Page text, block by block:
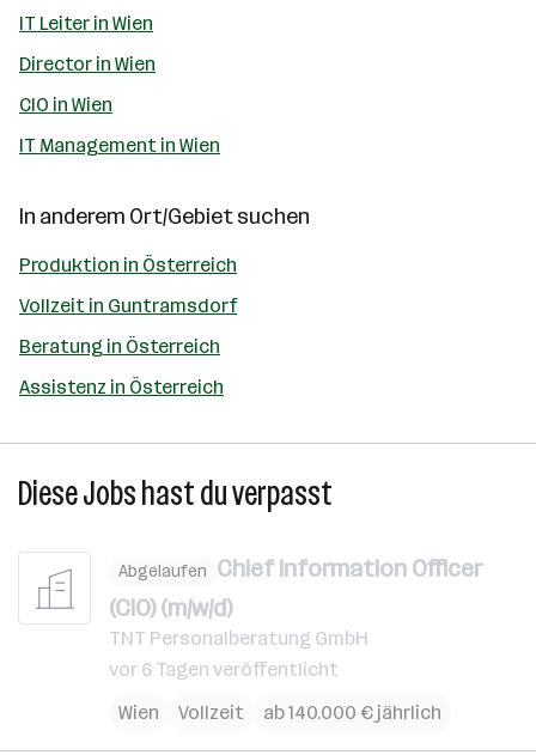
IT Leiter in Wien
Director in Wien
CIO in Wien
IT Management in Wien
In anderem Ort/Gebiet suchen
Produktion in Österreich
Vollzeit in Guntramsdorf
Beratung in Österreich
Assistenz in Österreich
Diese Jobs hast du verpasst
Abgelaufen Chief Information Officer
(CIO) (m/w/d)
TNT Personalberatung GmbH
vor 6 Tagen veröffentlicht
Wien
Vollzeit ab 140.000 € jährlich